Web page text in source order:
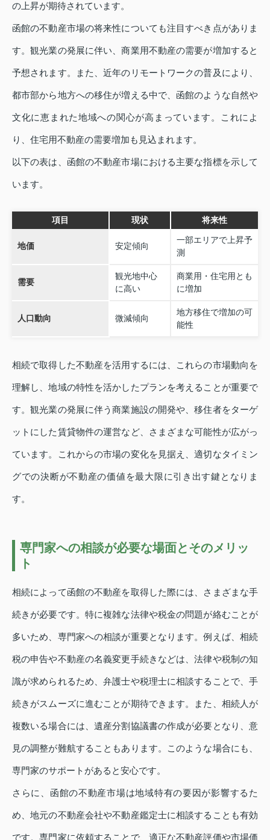
の上昇が期待されています。
函館の不動産市場の将来性についても注目すべき点がありま
す。観光業の発展に伴い、商業用不動産の需要が増加すると
予想されます。また、近年のリモートワークの普及により、
都市部から地方への移住が増える中で、函館のような自然や
文化に恵まれた地域への関心が高まっています。これによ
り、住宅用不動産の需要増加も見込まれます。
以下の表は、函館の不動産市場における主要な指標を示して
います。
項目 現状 将来性
地価 安定傾向
一部エリアで上昇予
測
需要
観光地中心
に高い
商業用・住宅用とも
に増加
人口動向 微減傾向
地方移住で増加の可
能性
相続で取得した不動産を活用するには、これらの市場動向を
理解し、地域の特性を活かしたプランを考えることが重要で
す。観光業の発展に伴う商業施設の開発や、移住者をターゲ
ットにした賃貸物件の運営など、さまざまな可能性が広がっ
ています。これからの市場の変化を見据え、適切なタイミン
グでの決断が不動産の価値を最大限に引き出す鍵となりま
す。
専門家への相談が必要な場面とそのメリッ
ト
相続によって函館の不動産を取得した際には、さまざまな手
続きが必要です。特に複雑な法律や税金の問題が絡むことが
多いため、専門家への相談が重要となります。例えば、相続
税の申告や不動産の名義変更手続きなどは、法律や税制の知
識が求められるため、弁護士や税理士に相談することで、手
続きがスムーズに進むことが期待できます。また、相続人が
複数いる場合には、遺産分割協議書の作成が必要となり、意
見の調整が難航することもあります。このような場合にも、
専門家のサポートがあると安心です。
さらに、函館の不動産市場は地域特有の要因が影響するた
め、地元の不動産会社や不動産鑑定士に相談することも有効
です。専門家に依頼することで、適正な不動産評価や市場価